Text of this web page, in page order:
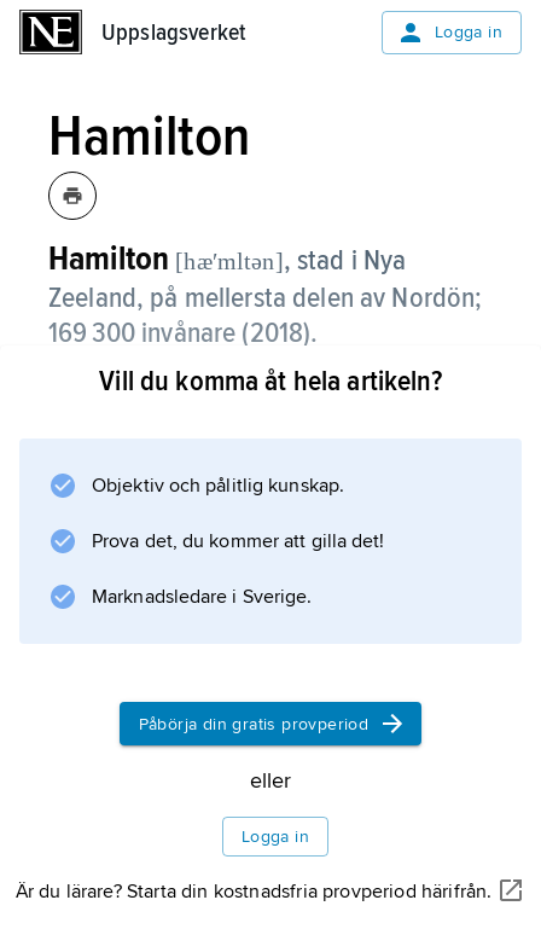
Uppslagsverket Logga in
Hamilton
Hamilton [hæʹmltən],stad i Nya
Zeeland, på mellersta delen av Nordön;
169 300 invånare (2018).
Hamilton, som ligger 100 km söder om
exempelvis livsmedels-, verkstads- och
universitet (grundat 1964).
Vill du komma åt hela artikeln?
Objektiv och pålitlig kunskap.
Prova det, du kommer att gilla det!
Marknadsledare i Sverige.
Påbörja din gratis provperiod
eller
Logga in
Är du lärare? Starta din kostnadsfria provperiod härifrån.